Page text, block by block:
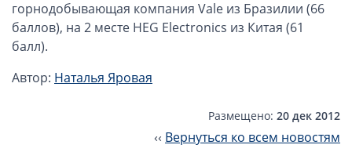
Компании на Кипре
Канадские компании LTD
горнодобывающая компания Vale из Бразилии (66
баллов), на 2 месте HEG Electronics из Китая (61
балл).
Автор: Наталья Яровая
Размещено: 20 дек 2012
‹‹ Вернуться ко всем новостям